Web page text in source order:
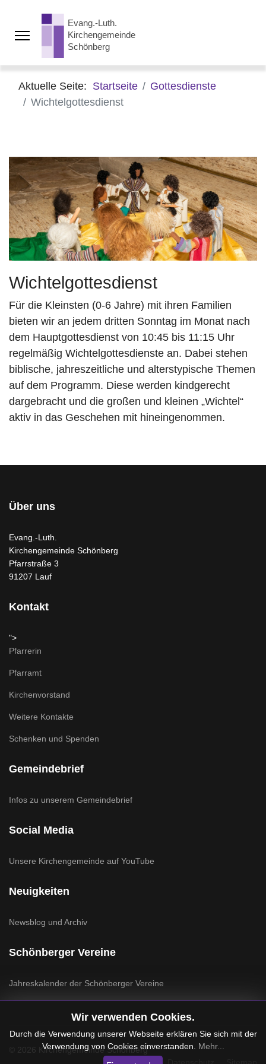
Aktuelle Seite: Startseite
Gottesdienste
Wichtelgottesdienst
Wichtelgottesdienst
Für die Kleinsten (0-6 Jahre) mit ihren Familien
bieten wir an jedem dritten Sonntag im Monat nach
dem Hauptgottesdienst von 10:45 bis 11:15 Uhr
regelmäßig Wichtelgottesdienste an. Dabei stehen
biblische, jahreszeitliche und alterstypische Themen
auf dem Programm. Diese werden kindgerecht
dargebracht und die großen und kleinen „Wichtel“
aktiv in das Geschehen mit hineingenommen.
Über uns
Evang.-Luth.
Kirchengemeinde Schönberg
Pfarrstraße 3
91207 Lauf
Kontakt
">
Pfarrerin
Pfarramt
Kirchenvorstand
Weitere Kontakte
Schenken und Spenden
Gemeindebrief
Infos zu unserem Gemeindebrief
Social Media
Unsere Kirchengemeinde auf YouTube
Neuigkeiten
Newsblog und Archiv
Schönberger Vereine
Jahreskalender der Schönberger Vereine
Wir verwenden Cookies.
Durch die Verwendung unserer Webseite erklären Sie sich mit der
Verwendung von Cookies einverstanden. Mehr...
© 2026 Kirchengemeinde Schönberg
Impressum